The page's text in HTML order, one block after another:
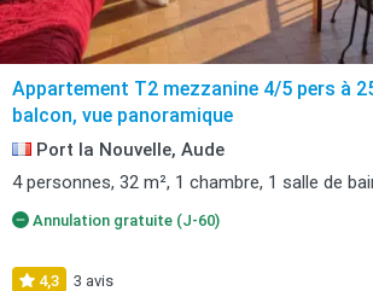
Appartement T2 mezzanine 4/5 pers à
balcon, vue panoramique
Port la Nouvelle, Aude
4 personnes, 32 m², 1 chambre, 1 salle de
Annulation gratuite (J-60)
4,3 3 avis